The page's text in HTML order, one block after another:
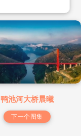
鸭池河大桥晨曦
下一个图集